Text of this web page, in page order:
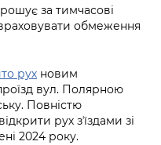
за тимчасові
обмеження
рух новим
вул. Полярною
Повністю
рух зʼїздами зі
2024 року.